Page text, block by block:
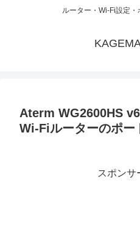
ルーター・Wi-Fi設定
Aterm WG2600HS
Wi-Fiルーターのポー
スポンサ